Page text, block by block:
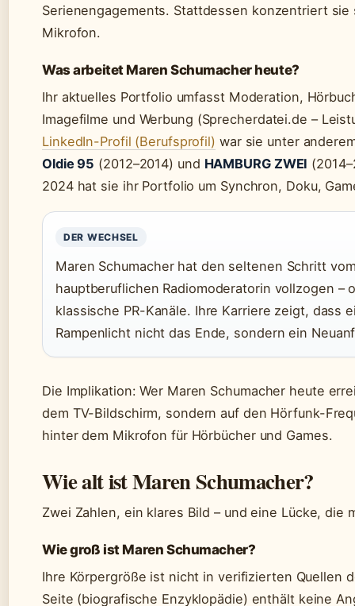
Serienengagements. Stattdessen konzentriert
Mikrofon.
Was arbeitet Maren Schumacher heute?
Ihr aktuelles Portfolio umfasst Moderation,
Imagefilme und Werbung (Sprecherdatei.de –
LinkedIn-Profil (Berufsprofil) war sie unter
Oldie 95 (2012–2014) und HAMBURG ZWEI
2024 hat sie ihr Portfolio um Synchron, Doku,
DER WECHSEL
Maren Schumacher hat den seltenen Schritt
hauptberuflichen Radiomoderatorin vollzogen –
klassische PR-Kanäle. Ihre Karriere zeigt, dass
Rampenlicht nicht das Ende, sondern ein
Die Implikation: Wer Maren Schumacher heute
dem TV-Bildschirm, sondern auf den Hörfunk-
hinter dem Mikrofon für Hörbücher und Games.
Wie alt ist Maren Schumacher?
Zwei Zahlen, ein klares Bild – und eine Lücke, die
Wie groß ist Maren Schumacher?
Ihre Körpergröße ist nicht in verifizierten Quellen
Seite (biografische Enzyklopädie) enthält keine